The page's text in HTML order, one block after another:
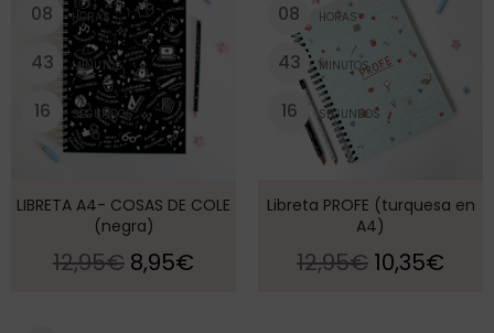
08 HORAS
43 MINUTOS
15 SEGUNDOS
LIBRETA A4- COSAS DE COLE
(negra)
12,95€ 8,95€
08 HORAS
43 MINUTOS
15 SEGUNDOS
Libreta PROFE (turquesa en
A4)
12,95€ 10,35€